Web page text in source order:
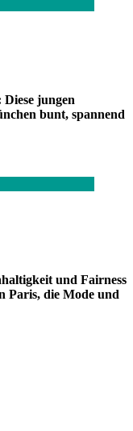
jungen
bunt, spannend
und Fairness
Paris, die Mode und